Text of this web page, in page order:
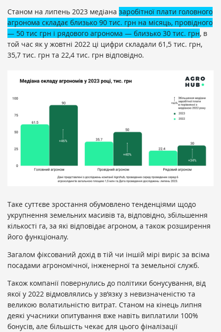
Станом на липень 2023 медіана заробітної плати головного
агронома складає близько 90 тис. грн на місяць, провідного
— 50 тис грн і рядового агронома — близько 30 тис. грн, в
той час як у жовтні 2022 ці цифри складали 61,5 тис. грн,
35,7 тис. грн та 22,4 тис. грн відповідно.
Таке суттєве зростання обумовлено тенденціями щодо
укрупнення земельних масивів та, відповідно, збільшення
кількості га, за які відповідає агроном, а також розширення
його функціоналу.
Загалом фіксований дохід в тій чи іншій мірі виріс за всіма
посадами агрономічної, інженерної та земельної служб.
Також компанії повернулись до політики бонусування, від
якої у 2022 відмовлялись у зв’язку з невизначеністю та
великою волатильністю витрат. Станом на кінець липня
деякі учасники опитування вже навіть виплатили 100%
бонусів, але більшість чекає для цього фіналізації